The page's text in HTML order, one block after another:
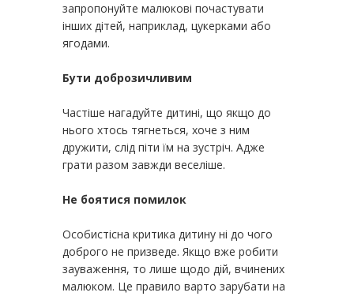
запропонуйте малюкові почастувати
інших дітей, наприклад, цукерками або
ягодами.
Бути доброзичливим
Частіше нагадуйте дитині, що якщо до
нього хтось тягнеться, хоче з ним
дружити, слід піти їм на зустріч. Адже
грати разом завжди веселіше.
Не боятися помилок
Особистісна критика дитину ні до чого
доброго не призведе. Якщо вже робити
зауваження, то лише щодо дій, вчинених
малюком. Це правило варто зарубати на